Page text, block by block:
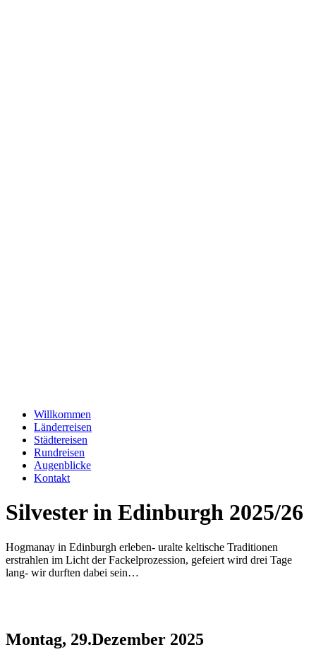
Willkommen
Länderreisen
Städtereisen
Rundreisen
Augenblicke
Kontakt
Silvester in Edinburgh 2025/26
Hogmanay in Edinburgh erleben- uralte keltische Traditionen
erstrahlen im Licht der Fackelprozession, gefeiert wird drei Tage
lang- wir durften dabei sein…
Montag, 29.Dezember 2025